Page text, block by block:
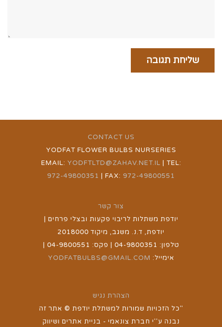
CONTACT US
YODFAT FLOWER BULBS NURSERIES
EMAIL: YODFTLTD@ZAHAV.NET.IL | TEL:
972-49800351 | FAX: 972-49800551
צור קשר
יודפת משתלות לריבוי פקעות ובצלי פרחים |
יודפת, ד.נ. משגב, מיקוד 2018000
טלפון: 04-9800351 | פקס: 04-9800551 |
אימייל: YODFATBULBS@GMAIL.COM
"כל הזכויות שמורות למשתלת יודפת © אתר זה
נבנה ע''י חברת צונאמי - בניית אתרים ושיווק
הצהרת נגיש